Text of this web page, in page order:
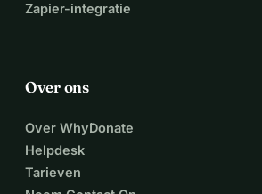
Zapier-integratie
Over ons
Over WhyDonate
Helpdesk
Tarieven